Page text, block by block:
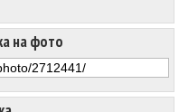
на фото